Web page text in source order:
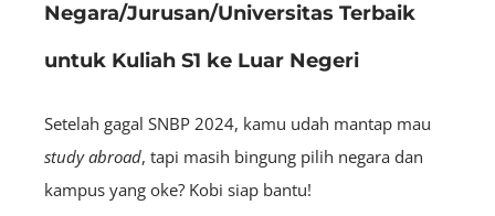
Negara/Jurusan/Universitas Terbaik
untuk Kuliah S1 ke Luar Negeri
Setelah gagal SNBP 2024, kamu udah mantap mau
study abroad, tapi masih bingung pilih negara dan
kampus yang oke? Kobi siap bantu!